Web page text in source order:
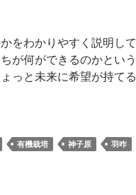
をわかりやすく説明し
が何ができるのかとい
っと未来に希望が持てる
い自然栽培と体に悪い有機
有機栽培 神子原 羽咋